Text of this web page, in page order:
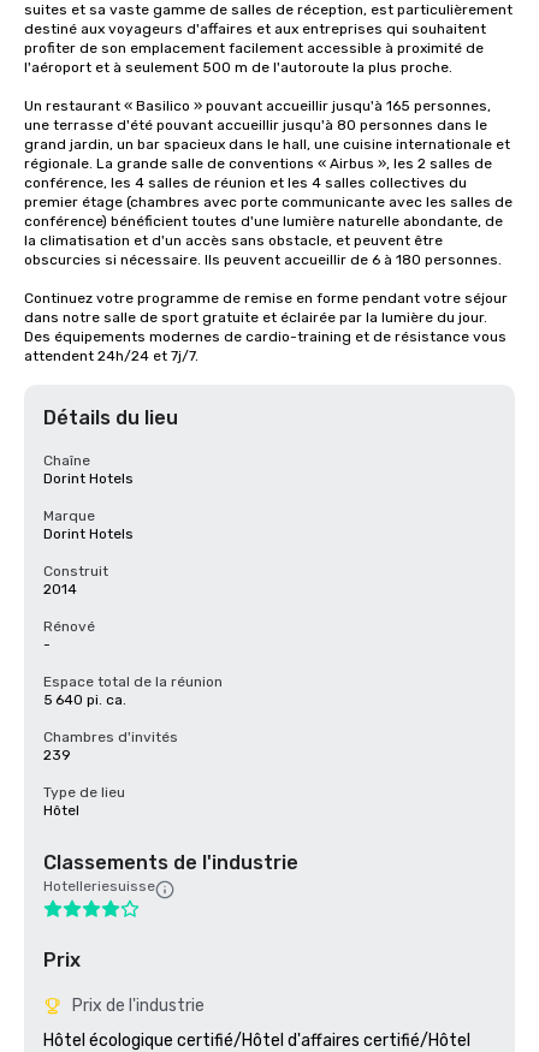
suites et sa vaste gamme de salles de réception, est particulièrement
destiné aux voyageurs d'affaires et aux entreprises qui souhaitent
profiter de son emplacement facilement accessible à proximité de
l'aéroport et à seulement 500 m de l'autoroute la plus proche.
Un restaurant « Basilico » pouvant accueillir jusqu'à 165 personnes,
une terrasse d'été pouvant accueillir jusqu'à 80 personnes dans le
grand jardin, un bar spacieux dans le hall, une cuisine internationale et
régionale. La grande salle de conventions « Airbus », les 2 salles de
conférence, les 4 salles de réunion et les 4 salles collectives du
premier étage (chambres avec porte communicante avec les salles de
conférence) bénéficient toutes d'une lumière naturelle abondante, de
la climatisation et d'un accès sans obstacle, et peuvent être
obscurcies si nécessaire. Ils peuvent accueillir de 6 à 180 personnes.
Continuez votre programme de remise en forme pendant votre séjour
dans notre salle de sport gratuite et éclairée par la lumière du jour.
Des équipements modernes de cardio-training et de résistance vous
attendent 24h/24 et 7j/7.
Détails du lieu
Chaîne
Dorint Hotels
Marque
Dorint Hotels
Construit
2014
Rénové
-
Espace total de la réunion
5 640 pi. ca.
Chambres d'invités
239
Type de lieu
Hôtel
Classements de l'industrie
Hotelleriesuisse
Prix
Prix de l'industrie
Hôtel écologique certifié/Hôtel d'affaires certifié/Hôtel